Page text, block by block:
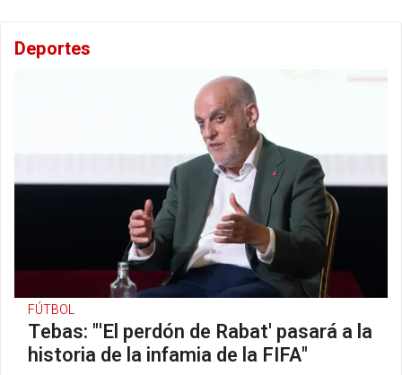
Deportes
FÚTBOL
Tebas: "'El perdón de Rabat' pasará a la
historia de la infamia de la FIFA"